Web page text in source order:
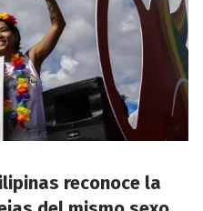
reconoce la